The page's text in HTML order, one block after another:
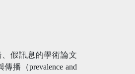
、假訊息的學術論文
播（prevalence and